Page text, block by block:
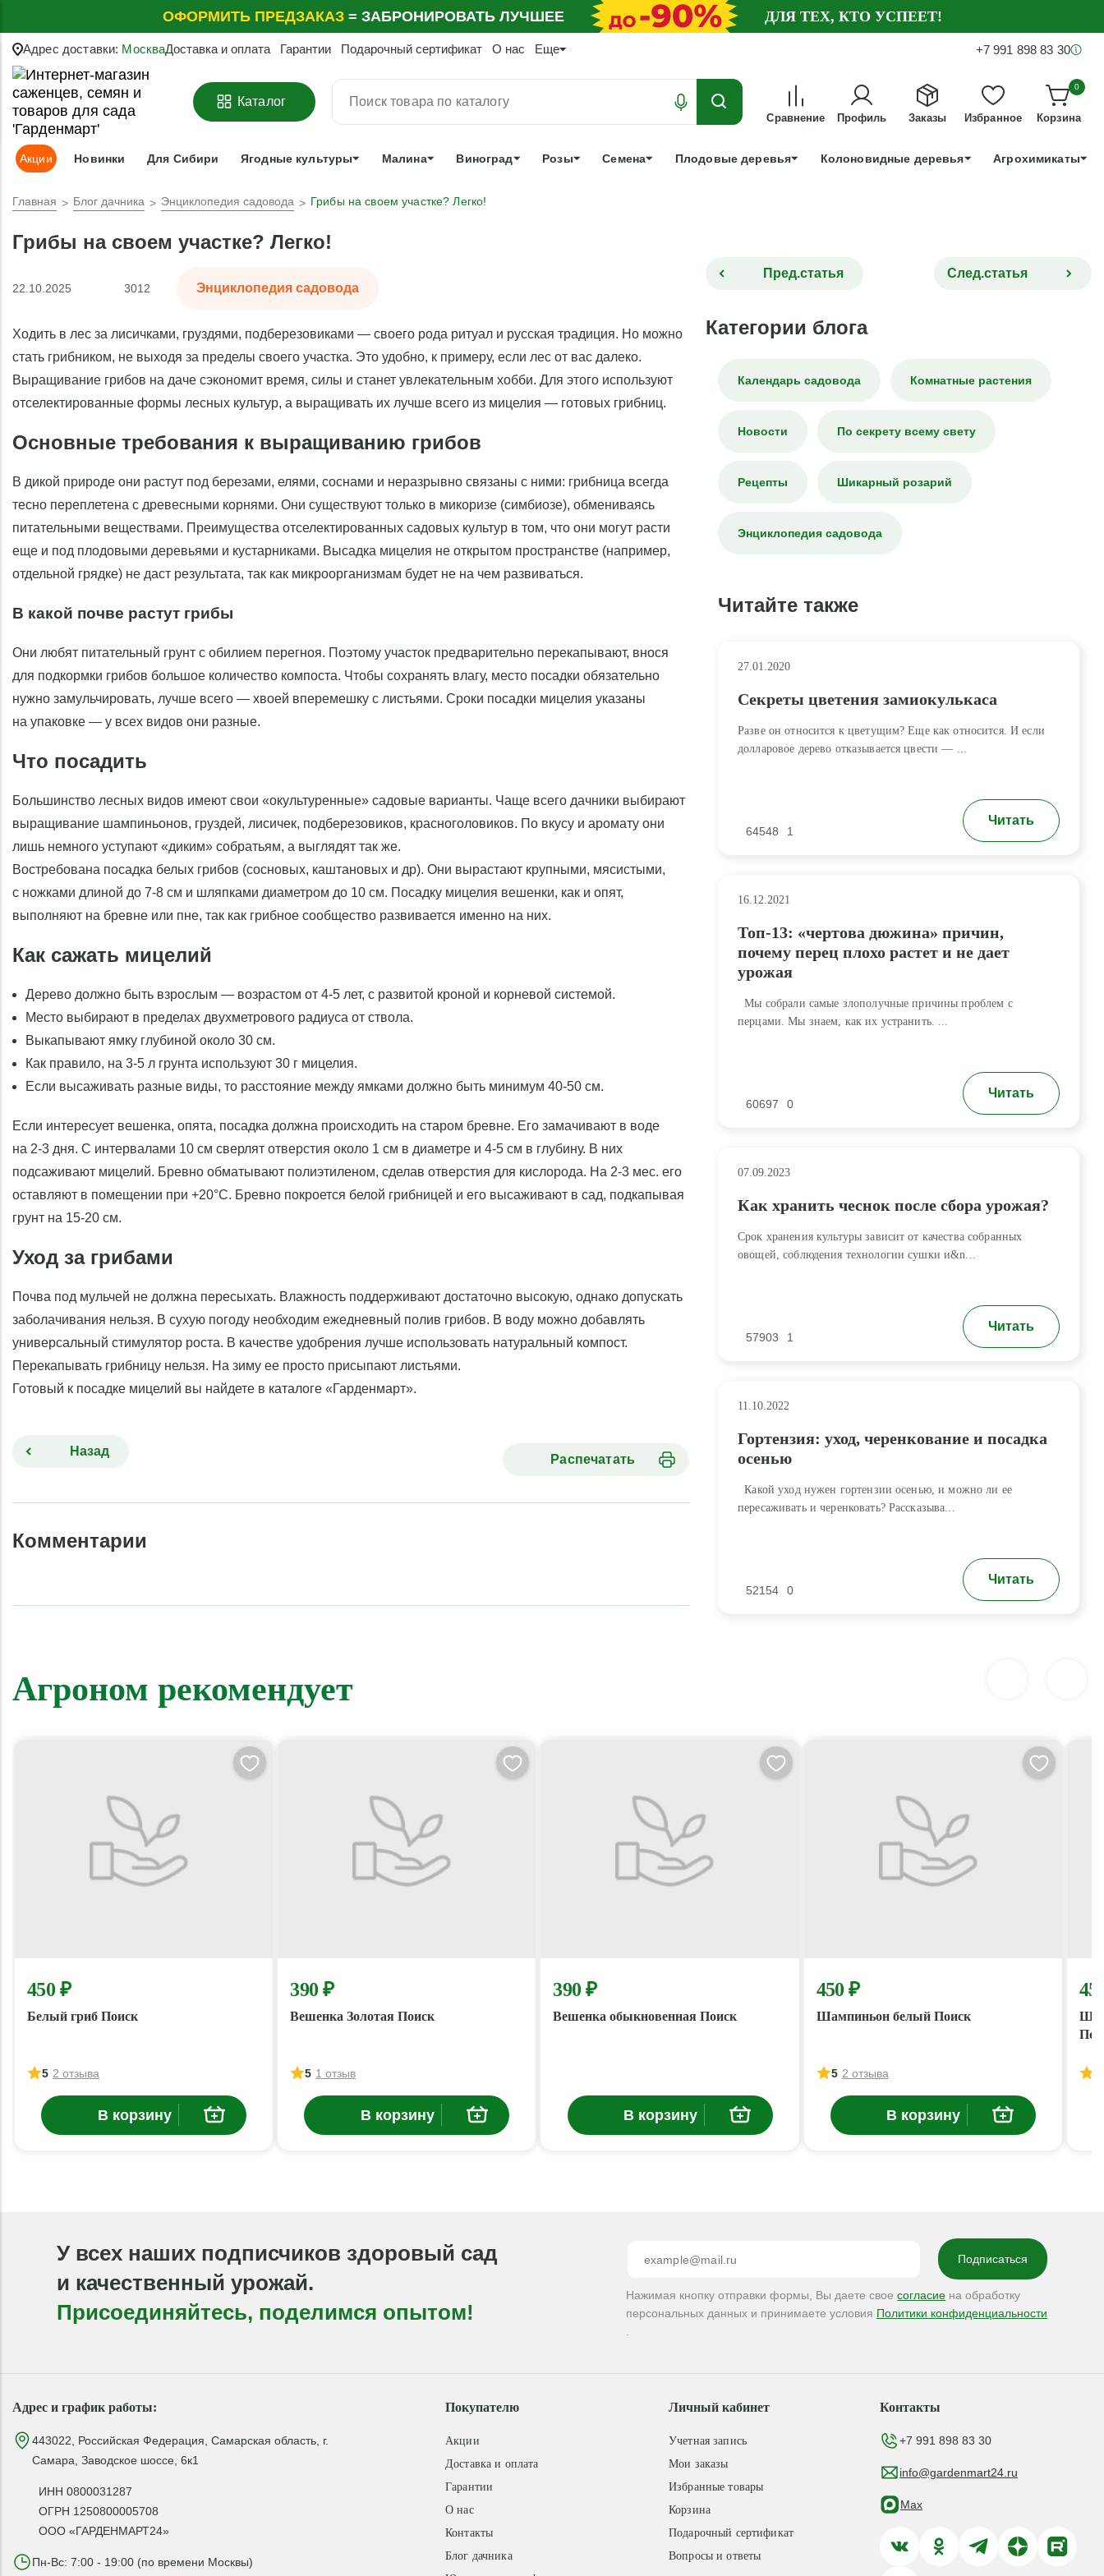
ОФОРМИТЬ ПРЕДЗАКАЗ = ЗАБРОНИРОВАТЬ ЛУЧШЕЕ ДЛЯ ТЕХ, КТО УСПЕЕТ!
Адрес доставки: МоскваДоставка и оплата Гарантии Подарочный сертификат О нас Еще +7 991 898 83 30
Каталог
Сравнение Профиль Заказы Избранное
0
Корзина
Акции Новинки Для Сибири Ягодные культуры Малина Виноград Розы Семена Плодовые деревья Колоновидные деревья Агрохимикаты
Главная Блог дачника Энциклопедия садовода Грибы на своем участке? Легко!
Грибы на своем участке? Легко!
22.10.2025 3012 Энциклопедия садовода
Ходить в лес за лисичками, груздями, подберезовиками — своего рода ритуал и русская традиция. Но можно
стать грибником, не выходя за пределы своего участка. Это удобно, к примеру, если лес от вас далеко.
Выращивание грибов на даче сэкономит время, силы и станет увлекательным хобби. Для этого используют
отселектированные формы лесных культур, а выращивать их лучше всего из мицелия — готовых грибниц.
Основные требования к выращиванию грибов
В дикой природе они растут под березами, елями, соснами и неразрывно связаны с ними: грибница всегда
тесно переплетена с древесными корнями. Они существуют только в микоризе (симбиозе), обмениваясь
питательными веществами. Преимущества отселектированных садовых культур в том, что они могут расти
еще и под плодовыми деревьями и кустарниками. Высадка мицелия не открытом пространстве (например,
отдельной грядке) не даст результата, так как микроорганизмам будет не на чем развиваться.
В какой почве растут грибы
Они любят питательный грунт с обилием перегноя. Поэтому участок предварительно перекапывают, внося
для подкормки грибов большое количество компоста. Чтобы сохранять влагу, место посадки обязательно
нужно замульчировать, лучше всего — хвоей вперемешку с листьями. Сроки посадки мицелия указаны
на упаковке — у всех видов они разные.
Что посадить
Большинство лесных видов имеют свои «окультуренные» садовые варианты. Чаще всего дачники выбирают
выращивание шампиньонов, груздей, лисичек, подберезовиков, красноголовиков. По вкусу и аромату они
лишь немного уступают «диким» собратьям, а выглядят так же.
Востребована посадка белых грибов (сосновых, каштановых и др). Они вырастают крупными, мясистыми,
с ножками длиной до 7-8 см и шляпками диаметром до 10 см. Посадку мицелия вешенки, как и опят,
выполняют на бревне или пне, так как грибное сообщество развивается именно на них.
Как сажать мицелий
Дерево должно быть взрослым — возрастом от 4-5 лет, с развитой кроной и корневой системой.
Место выбирают в пределах двухметрового радиуса от ствола.
Выкапывают ямку глубиной около 30 см.
Как правило, на 3-5 л грунта используют 30 г мицелия.
Если высаживать разные виды, то расстояние между ямками должно быть минимум 40-50 см.
Если интересует вешенка, опята, посадка должна происходить на старом бревне. Его замачивают в воде
на 2-3 дня. С интервалами 10 см сверлят отверстия около 1 см в диаметре и 4-5 см в глубину. В них
подсаживают мицелий. Бревно обматывают полиэтиленом, сделав отверстия для кислорода. На 2-3 мес. его
оставляют в помещении при +20°С. Бревно покроется белой грибницей и его высаживают в сад, подкапывая
грунт на 15-20 см.
Уход за грибами
Почва под мульчей не должна пересыхать. Влажность поддерживают достаточно высокую, однако допускать
заболачивания нельзя. В сухую погоду необходим ежедневный полив грибов. В воду можно добавлять
универсальный стимулятор роста. В качестве удобрения лучше использовать натуральный компост.
Перекапывать грибницу нельзя. На зиму ее просто присыпают листьями.
Готовый к посадке мицелий вы найдете в каталоге «Гарденмарт».
Распечатать
Назад
Комментарии
Пред.статья След.статья
Категории блога
Календарь садовода Комнатные растения
Новости По секрету всему свету
Рецепты Шикарный розарий
Энциклопедия садовода
Читайте также
27.01.2020
Секреты цветения замиокулькаса
Разве он относится к цветущим? Еще как относится. И если
долларовое дерево отказывается цвести — ...
64548 1
Читать
16.12.2021
Топ-13: «чертова дюжина» причин,
почему перец плохо растет и не дает
урожая
Мы собрали самые злополучные причины проблем с
перцами. Мы знаем, как их устранить. ...
60697 0
Читать
07.09.2023
Как хранить чеснок после сбора урожая?
Срок хранения культуры зависит от качества собранных
овощей, соблюдения технологии сушки и&n...
57903 1
Читать
11.10.2022
Гортензия: уход, черенкование и посадка
осенью
Какой уход нужен гортензии осенью, и можно ли ее
пересаживать и черенковать? Рассказыва...
52154 0
Читать
Агроном рекомендует
450 ₽
Белый гриб Поиск
5 2 отзыва
В корзину
390 ₽
Вешенка Золотая Поиск
5 1 отзыв
В корзину
390 ₽
Вешенка обыкновенная Поиск
В корзину
450 ₽
Шампиньон белый Поиск
5 2 отзыва
В корзину
У всех наших подписчиков здоровый сад
и качественный урожай.
Присоединяйтесь, поделимся опытом!
Нажимая кнопку отправки формы, Вы даете своесогласие на обработку
персональных данных и принимаете условия Политики конфиденциальности
Адрес и график работы:
443022, Российская Федерация, Самарская область, г.
Самара, Заводское шоссе, 6к1
ИНН 0800031287
ОГРН 1250800005708
ООО «ГАРДЕНМАРТ24»
Пн-Вс: 7:00 - 19:00 (по времени Москвы)
Покупателю
Акции
Доставка и оплата
Гарантии
О нас
Контакты
Блог дачника
Личный кабинет
Учетная запись
Мои заказы
Избранные товары
Корзина
Подарочный сертификат
Вопросы и ответы
Контакты
+7 991 898 83 30
info@gardenmart24.ru
Max